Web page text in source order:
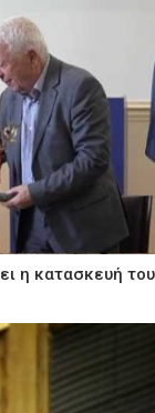
η κατασκευή του